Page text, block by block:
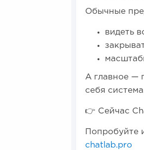
Обычные
видеть
А главное —
себя
👉 Сейчас
Попробуйте
chatlab.pro